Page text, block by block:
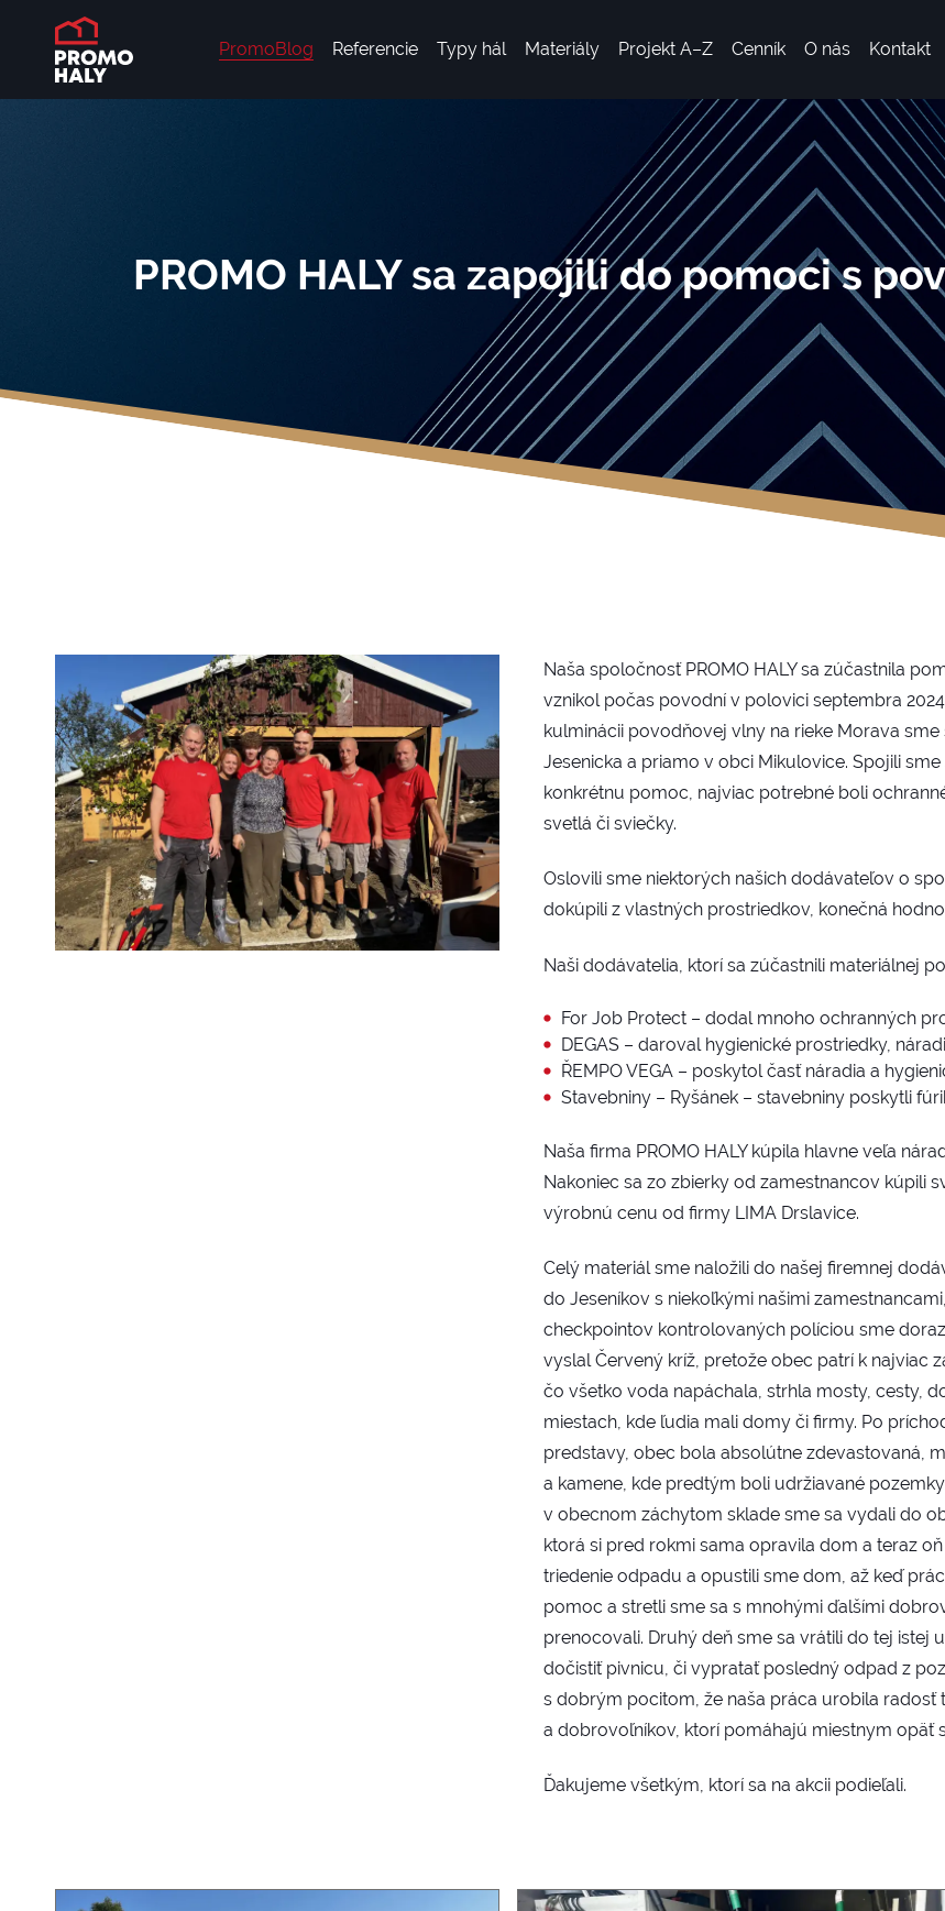
PROMO HALY sa zapojili do pomoci s
Naša spoločnosť PROMO HALY sa zúčastnila
vznikol počas povodní v polovici septembra
kulminácii povodňovej vlny na rieke Morava
Jesenicka a priamo v obci Mikulovice. Spojili
konkrétnu pomoc, najviac potrebné boli
svetlá či sviečky.
Oslovili sme niektorých našich dodávateľov o
dokúpili z vlastných prostriedkov, konečná
Naši dodávatelia, ktorí sa zúčastnili materiálnej
For Job Protect – dodal mnoho ochranných
DEGAS – daroval hygienické prostriedky,
ŘEMPO VEGA – poskytol časť náradia a
Stavebniny – Ryšánek – stavebniny poskytli
Naša firma PROMO HALY kúpila hlavne veľa
Nakoniec sa zo zbierky od zamestnancov kúpili
výrobnú cenu od firmy LIMA Drslavice.
Celý materiál sme naložili do našej firemnej
do Jeseníkov s niekoľkými našimi
checkpointov kontrolovaných políciou sme
vyslal Červený kríž, pretože obec patrí k najviac
čo všetko voda napáchala, strhla mosty, cesty,
miestach, kde ľudia mali domy či firmy. Po
predstavy, obec bola absolútne zdevastovaná,
a kamene, kde predtým boli udržiavané
v obecnom záchytom sklade sme sa vydali do
ktorá si pred rokmi sama opravila dom a teraz
triedenie odpadu a opustili sme dom, až keď
pomoc a stretli sme sa s mnohými ďalšími
prenocovali. Druhý deň sme sa vrátili do tej
dočistiť pivnicu, či vypratať posledný odpad z
s dobrým pocitom, že naša práca urobila
a dobrovoľníkov, ktorí pomáhajú miestnym opäť
Ďakujeme všetkým, ktorí sa na akcii podieľali.
PromoBlog Referencie Typy hál Materiály Projekt A–Z Cenník O nás Kontakt